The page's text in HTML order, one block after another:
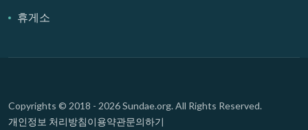
휴게소
Copyrights © 2018 - 2026 Sundae.org. All Rights Reserved.
개인정보 처리방침이용약관문의하기